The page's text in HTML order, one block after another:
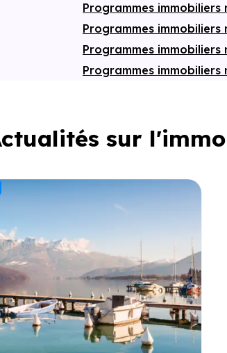
Programmes immobiliers
Programmes immobiliers
Programmes immobiliers
Programmes immobiliers
sur